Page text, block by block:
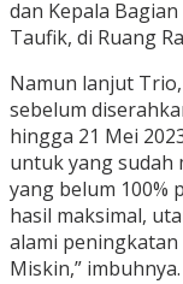
dan Kepala
Taufik, di Ruang
Namun lanjut
sebelum
hingga 21 Mei
untuk yang sudah
yang belum 100%
hasil maksimal,
alami
Miskin,” imbuhnya.